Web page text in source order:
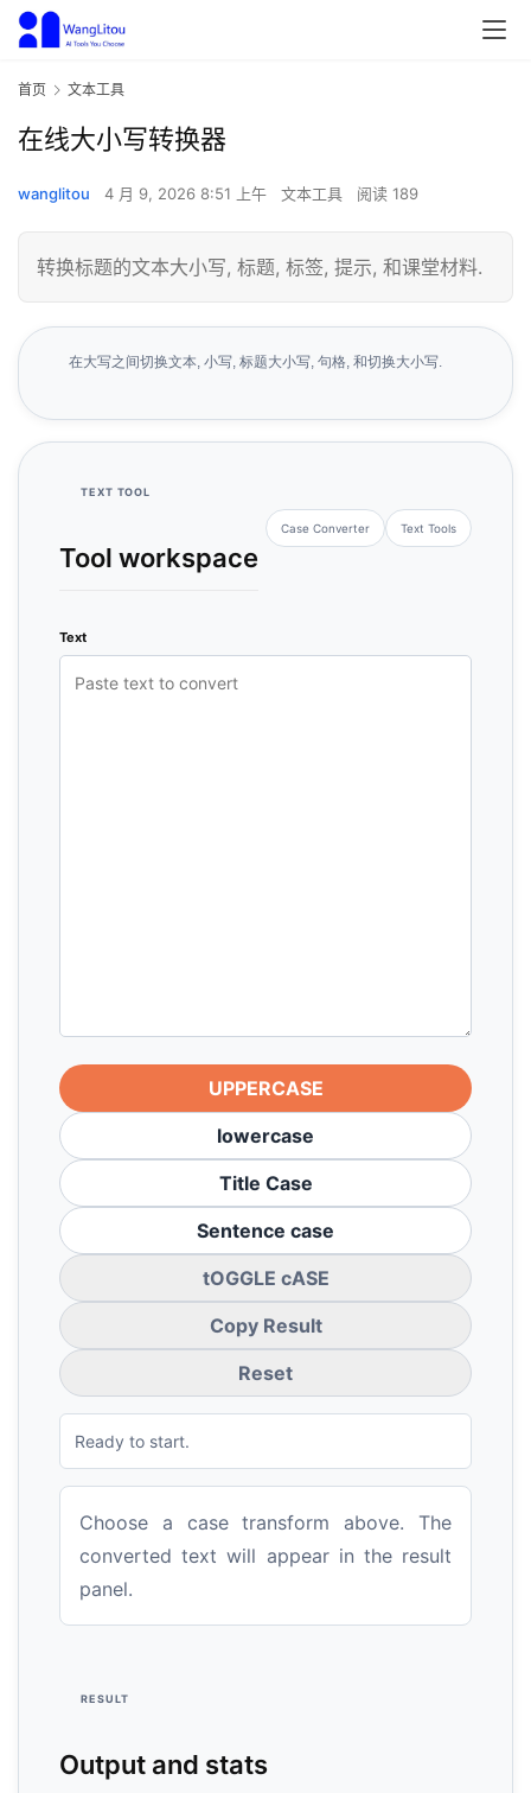
首页 文本工具
在线大小写转换器
wanglitou 4 月 9, 2026 8:51 上午 文本工具 阅读 189
转换标题的文本大小写, 标题, 标签, 提示, 和课堂材料.
在大写之间切换文本, 小写, 标题大小写, 句格, 和切换大小写.
TEXT TOOL
Tool workspace
Case Converter Text Tools
Text
UPPERCASE
lowercase
Title Case
Sentence case
tOGGLE cASE
Copy Result
Reset
Ready to start.
Choose a case transform above. The
converted text will appear in the result
panel.
RESULT
Output and stats